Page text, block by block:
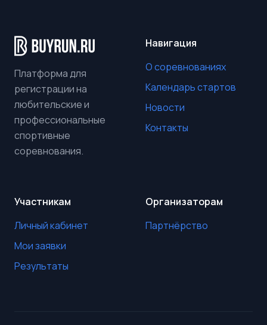
Платформа для
регистрации на
любительские и
профессиональные
спортивные
соревнования.
Навигация
О соревнованиях
Календарь стартов
Новости
Контакты
Участникам
Личный кабинет
Мои заявки
Результаты
Организаторам
Партнёрство